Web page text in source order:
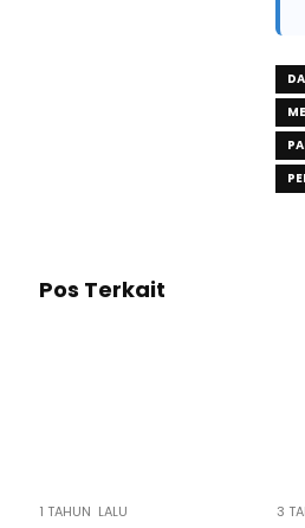
Pos Terkait
1 TAHUN LALU 3